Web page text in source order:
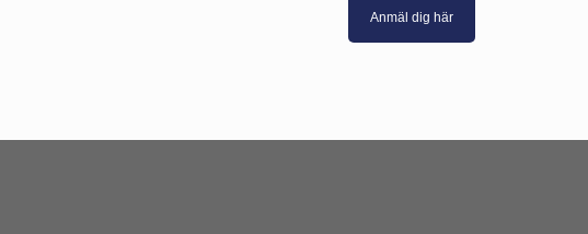
Anmäl dig här